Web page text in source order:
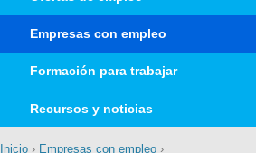
Empresas con empleo
Formación para trabajar
Recursos y noticias
Inicio › Empresas con empleo ›